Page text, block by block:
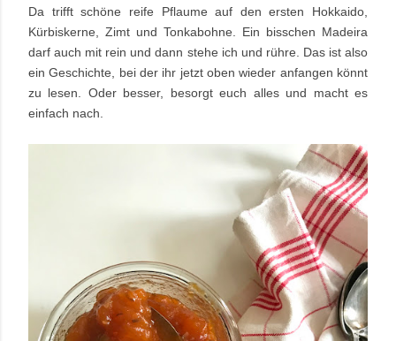
Da trifft schöne reife Pflaume auf den ersten Hokkaido,
Kürbiskerne, Zimt und Tonkabohne. Ein bisschen Madeira
darf auch mit rein und dann stehe ich und rühre. Das ist also
ein Geschichte, bei der ihr jetzt oben wieder anfangen könnt
zu lesen. Oder besser, besorgt euch alles und macht es
einfach nach.